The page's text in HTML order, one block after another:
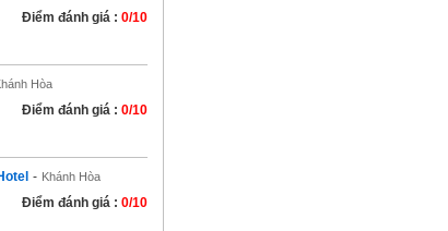
Điểm đánh giá : 0/10
Hòa
Điểm đánh giá : 0/10
- Khánh Hòa
Điểm đánh giá : 0/10